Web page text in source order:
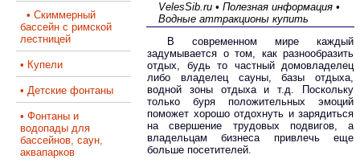
• Скиммерный
бассейн с римской
лестницей
• Купели
• Детские фонтаны
• Фонтаны и
водопады для
бассейнов, саун,
аквапарков
VelesSib.ru • Полезная информация •
Водные аттракционы купить
В современном мире каждый
задумывается о том, как разнообразить
отдых, будь то частный домовладелец
либо владелец сауны, базы отдыха,
водной зоны отдыха и т.д. Поскольку
только буря положительных эмоций
поможет хорошо отдохнуть и зарядиться
на свершение трудовых подвигов, а
владельцам бизнеса привлечь еще
больше посетителей.